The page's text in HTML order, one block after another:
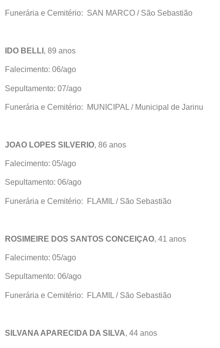
Funerária e Cemitério: SAN MARCO / São Sebastião
IDO BELLI , 89 anos
Falecimento: 06/ago
Sepultamento: 07/ago
Funerária e Cemitério: MUNICIPAL / Municipal de Jarinu
JOAO LOPES SILVERIO, 86 anos
Falecimento: 05/ago
Sepultamento: 06/ago
Funerária e Cemitério: FLAMIL / São Sebastião
ROSIMEIRE DOS SANTOS CONCEIÇAO, 41 anos
Falecimento: 05/ago
Sepultamento: 06/ago
Funerária e Cemitério: FLAMIL / São Sebastião
SILVANA APARECIDA DA SILVA, 44 anos